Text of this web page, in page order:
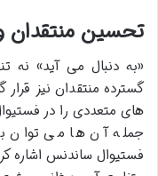
تحسین منتقدان
«به دنبال می آید» نه
گسترده منتقدان نیز
های متعددی را در
جمله آن ها می توان
فستیوال ساندنس اشاره